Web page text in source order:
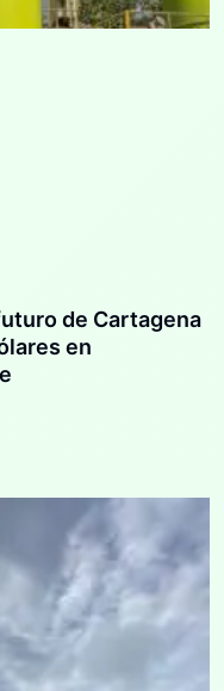
de Cartagena
en